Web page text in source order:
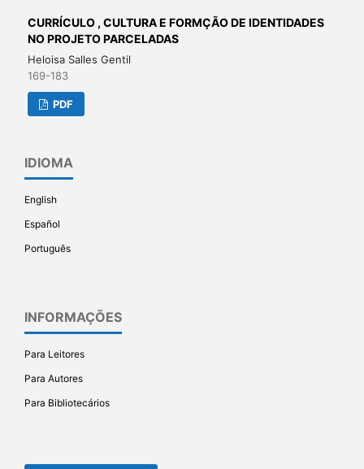
CURRÍCULO , CULTURA E FORMÇÃO DE IDENTIDADES
NO PROJETO PARCELADAS
Heloisa Salles Gentil
169-183
PDF
IDIOMA
English
Español
Português
INFORMAÇÕES
Para Leitores
Para Autores
Para Bibliotecários